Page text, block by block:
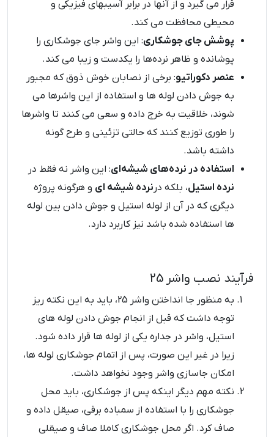
قرار می‌ گیرد و از آنها در برابر آسیبهای فیزیکی و
محیطی محافظت می‌ کند.
پوشش جای جوشکاری: این واشر جای جوشکاری را
پوشانده و ظاهر نرده‌ها را یکدست و زیبا می‌ کند.
عنصر دکوراتیو: برخی از نصابان خوش ذوق که مجبور
به جوش دادن لوله ها و استفاده از این واشرها می
شوند، خلاقیت به خرج داده و سعی می کنند تا واشرها
را طوری توزیع کنند که حالتی تزئینی و طرح گونه
داشته باشد.
استفاده در نرده‌های شیشه‌ای: این واشر نه فقط در
نرده استیل، بلکه در نرده‌ شیشه ‌ای و هرگونه پروژه
دیگری که در آن از لوله استیل و جوش دادن بین لوله
ها استفاده شده باشد نیز کاربرد دارد.
فرآیند نصب واشر 25
به منظور جا انداختن واشر 25، باید به این نکته ریز
توجه داشت که قبل از انجام جوش دادن لوله های
استیل، واشر در جداره یکی از لوله ها قرار داده شود.
زیرا در غیر این صورت، پس از اتمام جوشکاری لوله ها،
امکان جاسازی واشر وجود نخواهد داشت.
نکته مهم دیگر اینکه پس از جوشکاری، باید محل
جوشکاری را با استفاده از سمباده برقی، صیقل داده و
صاف کرد. اگر محل جوشکاری کاملا صاف و صیقلی